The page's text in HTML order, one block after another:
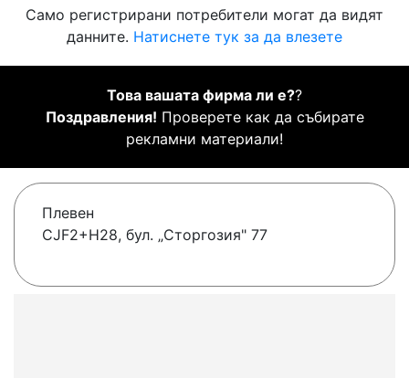
Само регистрирани потребители могат да видят
данните. Натиснете тук за да влезете
Това вашата фирма ли е??
Поздравления! Проверете как да събирате
рекламни материали!
Плевен
CJF2+H28, бул. „Сторгозия" 77